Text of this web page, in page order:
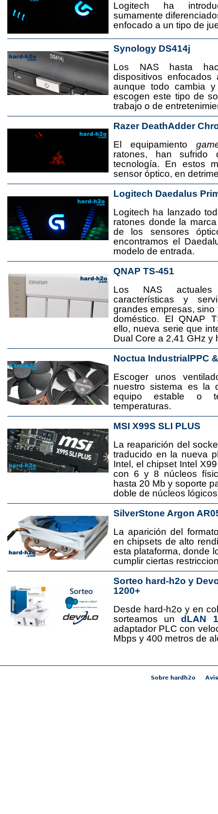
Logitech ha
sumamente
enfocado a un tipo de
Synology DS414j
Los NAS hasta
dispositivos
aunque todo cambia
escogen este tipo de
trabajo o de
Razer DeathAdder
El equipamiento
ratones, han sufrido
tecnología. En estos
sensor óptico, en
Logitech Daedalus
Logitech ha lanzado
ratones donde la
de los sensores
encontramos el
modelo de entrada.
QNAP TS-451
Los NAS
características y
grandes empresas,
doméstico. El QNAP
ello, nueva serie que
Dual Core a 2,41 GHz y
Noctua IndustrialPPC
Escoger unos
nuestro sistema es la
equipo estable o
temperaturas.
MSI X99S SLI PLUS
La reaparición del
traducido en la nueva
Intel, el chipset Intel
con 6 y 8 núcleos
hasta 20 Mb y soporte
doble de núcleos
SilverStone Argon
La aparición del
en chipsets de alto
esta plataforma, donde
cumplir ciertas
Sorteo hard-h2o y
1200+
Desde hard-h2o y en
sorteamos undLAN
adaptador PLC con
Mbps y 400 metros de
Sobre hardh2o